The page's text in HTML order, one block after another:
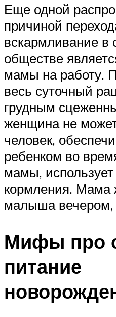
Еще одной
причиной
вскармливание в
обществе
мамы на работу.
весь суточный
грудным
женщина не
человек,
ребенком во
мамы,
кормления. Мама
малыша вечером,
Мифы про
питание